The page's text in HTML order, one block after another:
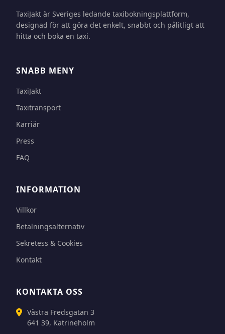
TaxiJakt är Sveriges ledande taxibokningsplattform,
designad för att göra det enkelt, snabbt och pålitligt att
hitta och boka en taxi.
SNABB MENY
TaxiJakt
Taxitransport
Karriär
Press
FAQ
INFORMATION
Villkor
Betalningsalternativ
Sekretess & Cookies
Kontakt
KONTAKTA OSS
Västra Fredsgatan 3
641 39, Katrineholm